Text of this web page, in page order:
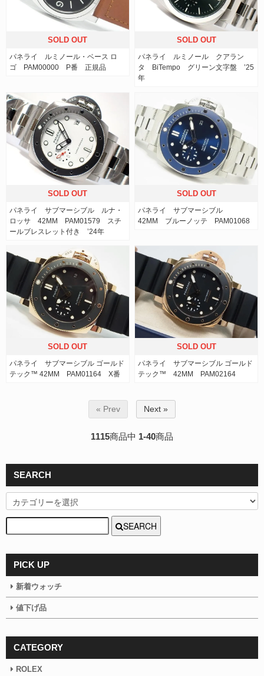
SOLD OUT
パネライ ルミノール・ベース ロ
ゴ PAM00000 P番 正規品
SOLD OUT
パネライ ルミノール クアラン
タ BiTempo グリーン文字盤 ’25
年
SOLD OUT
パネライ サブマーシブル ルナ・
ロッサ 42MM PAM01579 スチ
ールブレスレット付き ’24年
SOLD OUT
パネライ サブマーシブル
42MM ブルーノッテ PAM01068
SOLD OUT
パネライ サブマーシブル ゴールド
テック™ 42MM PAM01164 X番
SOLD OUT
パネライ サブマーシブル ゴールド
テック™ 42MM PAM02164
« Prev Next »
1115商品中 1-40商品
SEARCH
SEARCH
PICK UP
新着ウォッチ
値下げ品
CATEGORY
ROLEX